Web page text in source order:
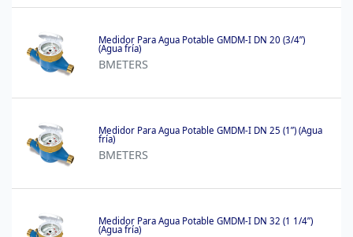
Medidor Para Agua Potable GMDM-I DN 20 (3/4”)
(Agua fría)
BMETERS
Medidor Para Agua Potable GMDM-I DN 25 (1”) (Agua
fría)
BMETERS
Medidor Para Agua Potable GMDM-I DN 32 (1 1/4”)
(Agua fría)